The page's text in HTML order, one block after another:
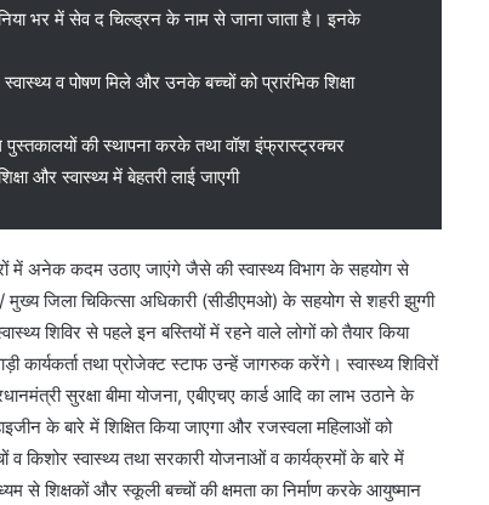
भर में सेव द चिल्ड्रन के नाम से जाना जाता है। इनके
व पोषण मिले और उनके बच्चों को प्रारंभिक शिक्षा
पुस्तकालयों की स्थापना करके तथा वॉश इंफ्रास्ट्रक्चर
और स्वास्थ्य में बेहतरी लाई जाएगी
अनेक कदम उठाए जाएंगे जैसे की स्वास्थ्य विभाग के सहयोग से
जिला चिकित्सा अधिकारी (सीडीएमओ) के सहयोग से शहरी झुग्गी
शिविर से पहले इन बस्तियों में रहने वाले लोगों को तैयार किया
तथा प्रोजेक्ट स्टाफ उन्हें जागरुक करेंगे। स्वास्थ्य शिविरों
सुरक्षा बीमा योजना, एबीएचए कार्ड आदि का लाभ उठाने के
के बारे में शिक्षित किया जाएगा और रजस्वला महिलाओं को
किशोर स्वास्थ्य तथा सरकारी योजनाओं व कार्यक्रमों के बारे में
से शिक्षकों और स्कूली बच्चों की क्षमता का निर्माण करके आयुष्मान
Anti